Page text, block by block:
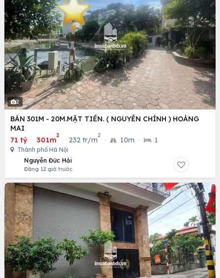
2
BÁN 301M - 20M.MẶT TIỀN. ( NGUYỄN CHÍNH ) HOÀNG
MAI
71 tỷ · 301m
2
· 232 tr/m
2
· 10m · 1
Thành phố Hà Nội
Nguyễn Đức Hải
Đăng 12 giờ trước